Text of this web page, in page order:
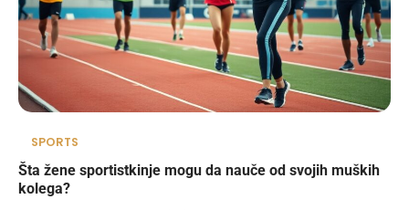
SPORTS
Šta žene sportistkinje mogu da nauče od svojih muških
kolega?